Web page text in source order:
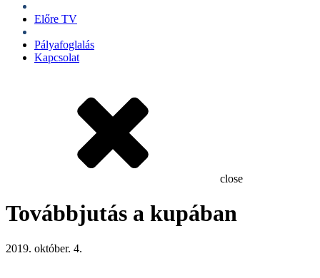
Előre TV
Pályafoglalás
Kapcsolat
close
Továbbjutás a kupában
2019. október. 4.